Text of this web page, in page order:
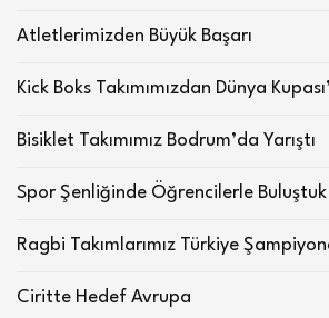
Atletlerimizden Büyük Başarı
Kick Boks Takımımızdan Dünya
Bisiklet Takımımız Bodrum’da Yarıştı
Spor Şenliğinde Öğrencilerle Buluştuk
Ragbi Takımlarımız Türkiye
Ciritte Hedef Avrupa